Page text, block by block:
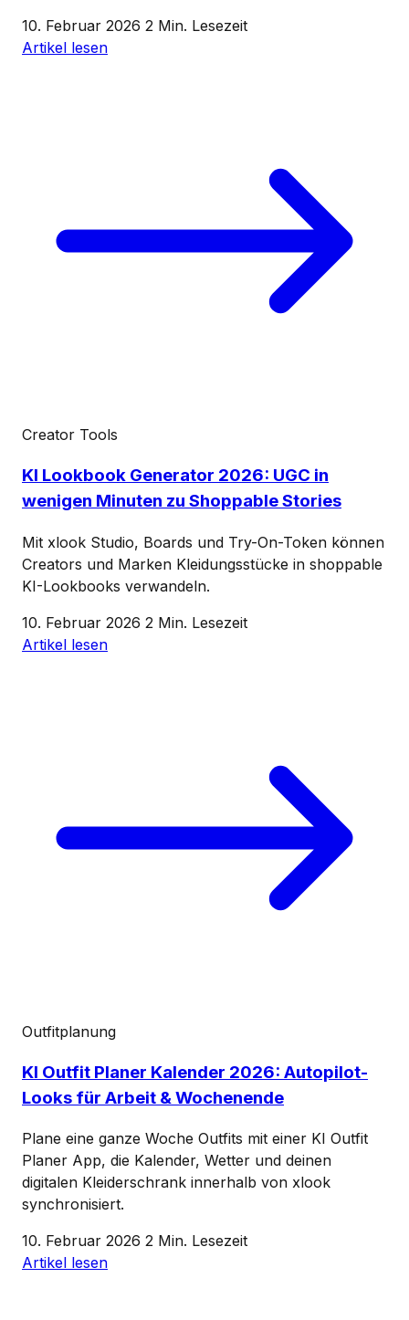
10. Februar 2026 2 Min. Lesezeit
Artikel lesen
Creator Tools
KI Lookbook Generator 2026: UGC in
wenigen Minuten zu Shoppable Stories
Mit xlook Studio, Boards und Try-On-Token können
Creators und Marken Kleidungsstücke in shoppable
KI-Lookbooks verwandeln.
10. Februar 2026 2 Min. Lesezeit
Artikel lesen
Outfitplanung
KI Outfit Planer Kalender 2026: Autopilot-
Looks für Arbeit & Wochenende
Plane eine ganze Woche Outfits mit einer KI Outfit
Planer App, die Kalender, Wetter und deinen
digitalen Kleiderschrank innerhalb von xlook
synchronisiert.
10. Februar 2026 2 Min. Lesezeit
Artikel lesen